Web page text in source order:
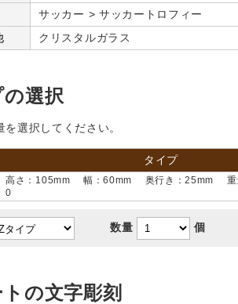
サッカー > サッカートロフィー
クリスタルガラス
選択
を選択してください。
タイプ
高さ：105mm 幅：60mm 奥行き：25mm 重
0
数量 個
の文字彫刻